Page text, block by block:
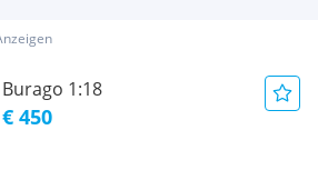
Burago 1:18
€ 450